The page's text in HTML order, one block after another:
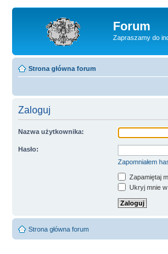
Forum
Zapraszamy do
Strona główna forum
Zaloguj
Nazwa użytkownika:
Hasło:
Zapomniałem
Zapamiętaj
Ukryj mnie
Strona główna forum